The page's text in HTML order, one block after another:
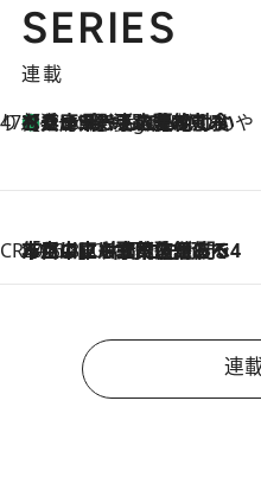
SERIES
連載
47都道府県の手みやげ ひんやりスイーツで夏を満喫
6 Hours Ago
【兵庫県】この夏絶対食べたい 冷やしておいしいおやつ3選 淡路島の恵みをジェラートに集約
CREA'S CHOICE
2026.8.7
「立川にも歌舞伎があるんだよ」 片岡仁左衛門・市川中車ら豪華座組みで4年目の立川立飛歌舞伎へ
連